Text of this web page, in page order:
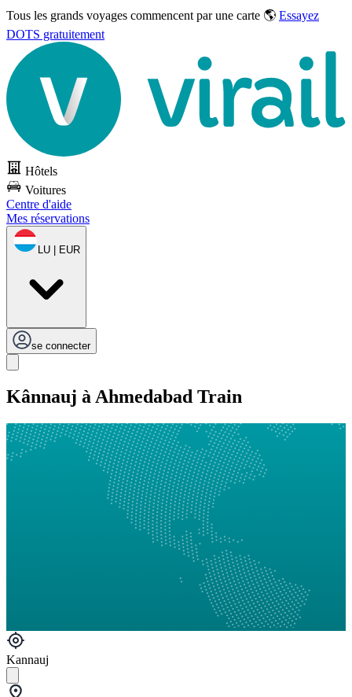
Tous les grands voyages commencent par une carte 🌎 Essayez
DOTS gratuitement
Hôtels
Voitures
Centre d'aide
Mes réservations
LU | EUR
se connecter
Kânnauj à Ahmedabad Train
Kannauj